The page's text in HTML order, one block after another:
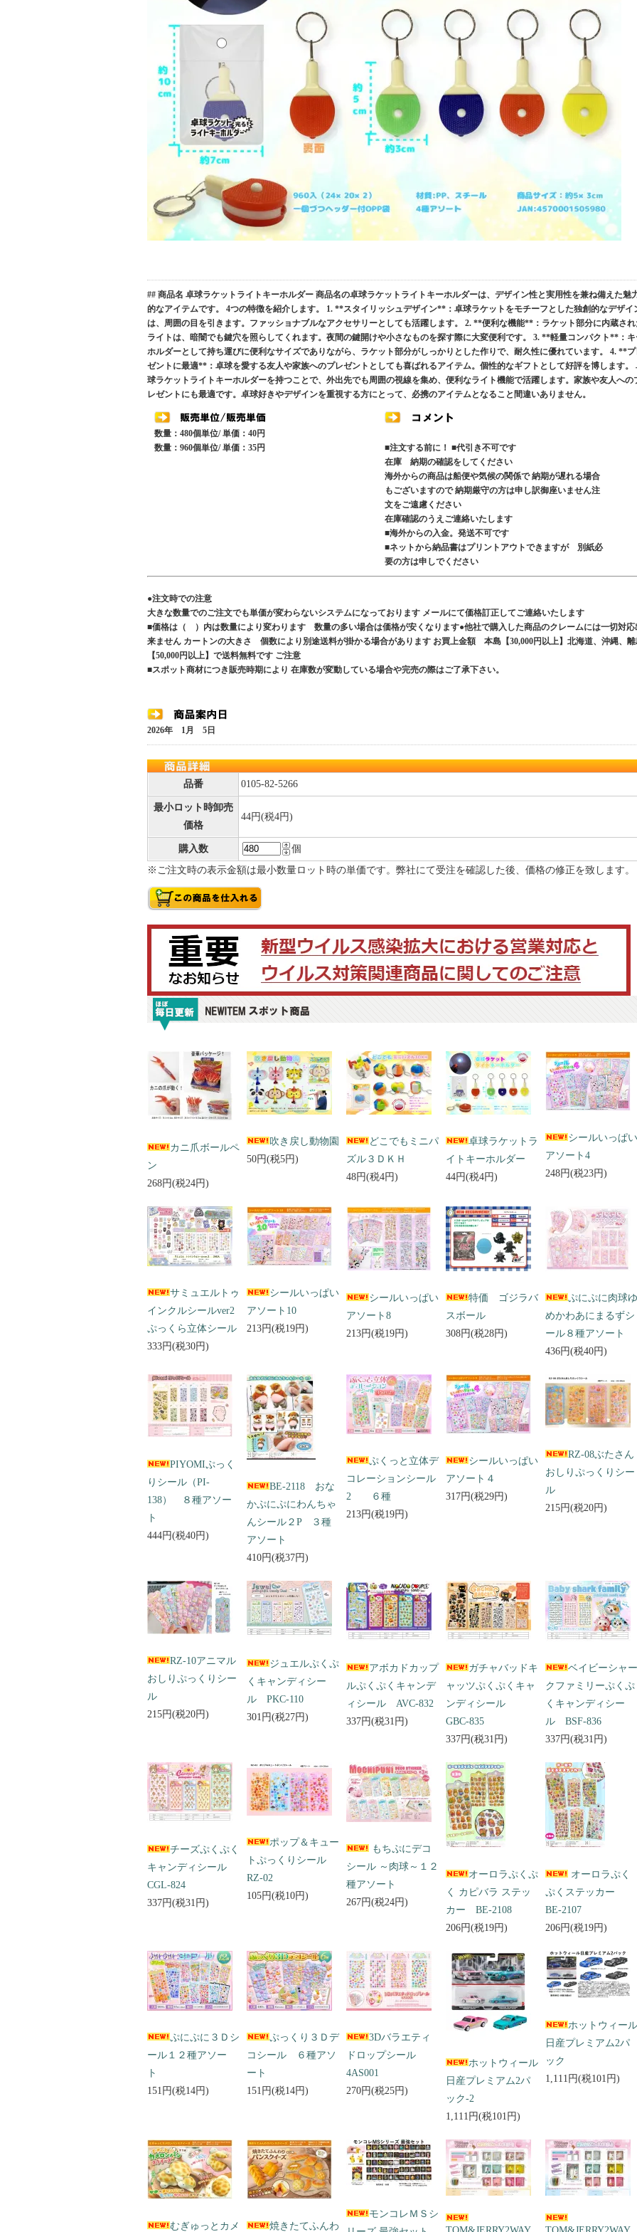
## 商品名 卓球ラケットライトキーホルダー 商品名の卓球ラケットライトキーホルダーは、デザイン性と実用性を兼ね備えた魅
的なアイテムです。 4つの特徴を紹介します。 1. **スタイリッシュデザイン**：卓球ラケットをモチーフとした独創的なデザイ
は、周囲の目を引きます。ファッショナブルなアクセサリーとしても活躍します。 2. **便利な機能**：ラケット部分に内蔵さ
ライトは、暗闇でも鍵穴を照らしてくれます。夜間の鍵開けや小さなものを探す際に大変便利です。 3. **軽量コンパクト**：
ホルダーとして持ち運びに便利なサイズでありながら、ラケット部分がしっかりとした作りで、耐久性に優れています。 4. **
ゼントに最適**：卓球を愛する友人や家族へのプレゼントとしても喜ばれるアイテム。個性的なギフトとして好評を博します。
球ラケットライトキーホルダーを持つことで、外出先でも周囲の視線を集め、便利なライト機能で活躍します。家族や友人への
レゼントにも最適です。卓球好きやデザインを重視する方にとって、必携のアイテムとなること間違いありません。
数量：480個単位/ 単価：40円
数量：960個単位/ 単価：35円
■注文する前に！ ■代引き不可です
在庫 納期の確認をしてください
海外からの商品は船便や気候の関係で 納期が遅れる場合
もございますので 納期厳守の方は申し訳御座いません注
文をご遠慮ください
在庫確認のうえご連絡いたします
■海外からの入金。発送不可です
■ネットから納品書はプリントアウトできますが 別紙必
要の方は申しでください
●注文時での注意
大きな数量でのご注文でも単価が変わらないシステムになっております メールにて価格訂正してご連絡いたします
■価格は（ ）内は数量により変わります 数量の多い場合は価格が安くなります●他社で購入した商品のクレームには一切対応
来ません カートンの大きさ 個数により別途送料が掛かる場合があります お買上金額 本島【30,000円以上】北海道、沖縄、離
【50,000円以上】で送料無料です ご注意
■スポット商材につき販売時期により 在庫数が変動している場合や完売の際はご了承下さい。
2026年 1月 5日
品番 0105-82-5266
最小ロット時卸売
価格
44円(税4円)
購入数
個
※ご注文時の表示金額は最小数量ロット時の単価です。弊社にて受注を確認した後、価格の修正を致します。
カニ爪ボールペ
ン
268円(税24円)
吹き戻し動物園
50円(税5円)
どこでもミニパ
ズル３ＤＫＨ
48円(税4円)
卓球ラケットラ
イトキーホルダー
44円(税4円)
シールいっぱい
アソート4
248円(税23円)
サミュエルトゥ
インクルシールver2
ぷっくら立体シール
333円(税30円)
シールいっぱい
アソート10
213円(税19円)
シールいっぱい
アソート8
213円(税19円)
特価 ゴジラバ
スボール
308円(税28円)
ぷにぷに肉球ゆ
めかわあにまるずシ
ール８種アソート
436円(税40円)
PIYOMIぷっく
りシール（PI-
138） ８種アソー
ト
444円(税40円)
BE-2118 おな
かぷにぷにわんちゃ
んシール２P ３種
アソート
410円(税37円)
ぷくっと立体デ
コレーションシール
2 ６種
213円(税19円)
シールいっぱい
アソート４
317円(税29円)
RZ-08ぶたさん
おしりぷっくりシー
ル
215円(税20円)
RZ-10アニマル
おしりぷっくりシー
ル
215円(税20円)
ジュエルぷくぷ
くキャンディシー
ル PKC-110
301円(税27円)
アボカドカップ
ルぷくぷくキャンデ
ィシール AVC-832
337円(税31円)
ガチャバッドキ
ャッツぷくぷくキャ
ンディシール
GBC-835
337円(税31円)
ベイビーシャー
クファミリーぷくぷ
くキャンディシー
ル BSF-836
337円(税31円)
チーズぷくぷく
キャンディシール
CGL-824
337円(税31円)
ポップ＆キュー
トぷっくりシール
RZ-02
105円(税10円)
もちぷにデコ
シール ～肉球～１２
種アソート
267円(税24円)
オーロラぷくぷ
く カピバラ ステッ
カー BE-2108
206円(税19円)
オーロラぷく
ぷくステッカー
BE-2107
206円(税19円)
ぷにぷに３Ｄシ
ール１２種アソー
ト
151円(税14円)
ぷっくり３Ｄデ
コシール ６種アソ
ート
151円(税14円)
3Dバラエティ
ドロップシール
4AS001
270円(税25円)
ホットウィール
日産プレミアム2パ
ック-2
1,111円(税101円)
ホットウィール
日産プレミアム2パ
ック
1,111円(税101円)
むぎゅっとカメ 焼きたてふんわ
モンコレＭＳシ